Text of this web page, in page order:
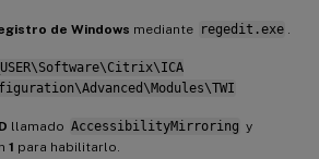
de Windows mediante regedit.exe
llamado AccessibilityMirroring y
1 para habilitarlo.